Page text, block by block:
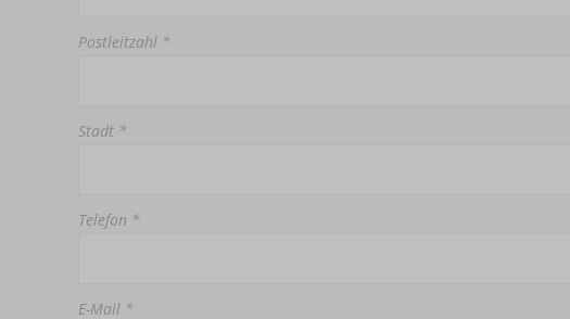
Postleitzahl *
Stadt *
Telefon *
E-Mail *